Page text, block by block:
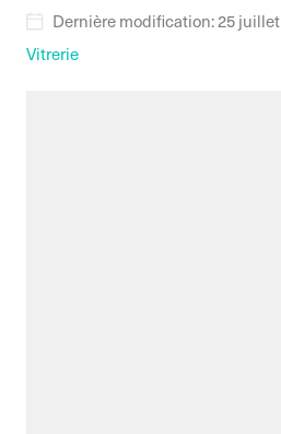
Dernière modification: 25
Vitrerie